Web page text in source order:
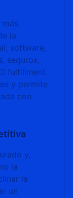
la
software,
seguros,
fulfillment
y permite
con
y,
la
la
un